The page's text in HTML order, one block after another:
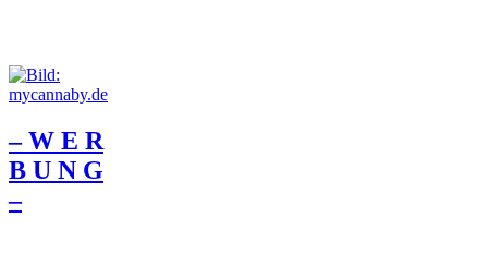
– W Ε R
Β U Ν G
–